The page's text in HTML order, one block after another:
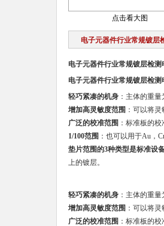
点击看大图
电子元器件行业常规镀层
电子元器件行业常规镀层检测
电子元器件行业常规镀层检测
轻巧紧凑的机身：主体的重量
增加高灵敏度范围 ：可以将
广泛的校准范围 ：标准板的
1/100范围 ：也可以用于Au，
垫片范围的3种类型是标准设
上的镀层。
轻巧紧凑的机身：主体的重量
增加高灵敏度范围 ：可以将
广泛的校准范围 ：标准板的